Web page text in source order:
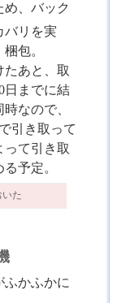
、バック
バリを実
包。
たあと、取
日までに結
なので、
引き取って
って引き取
予定。
た
ふかふかに